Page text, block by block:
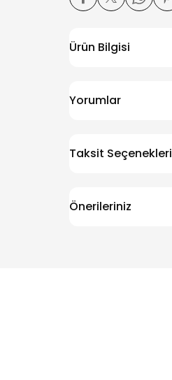
Ürün Bilgisi
Yorumlar
Taksit Seçenekleri
Önerileriniz